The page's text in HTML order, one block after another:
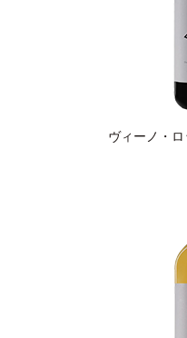
ヴィーノ・